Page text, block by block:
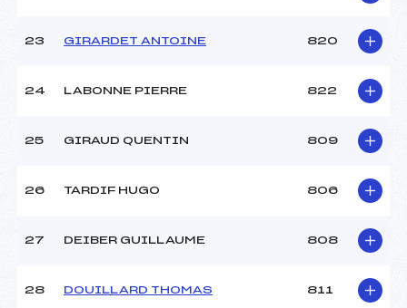
23 GIRARDET ANTOINE 820
24 LABONNE PIERRE 822
25 GIRAUD QUENTIN 809
26 TARDIF HUGO 806
27 DEIBER GUILLAUME 808
28 DOUILLARD THOMAS 811